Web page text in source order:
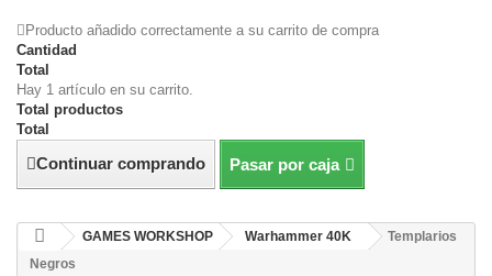
Producto añadido correctamente a su carrito de compra
Cantidad
Total
Hay 1 artículo en su carrito.
Total productos
Total
Continuar comprando Pasar por caja
GAMES WORKSHOP Warhammer 40K
Templarios
Negros